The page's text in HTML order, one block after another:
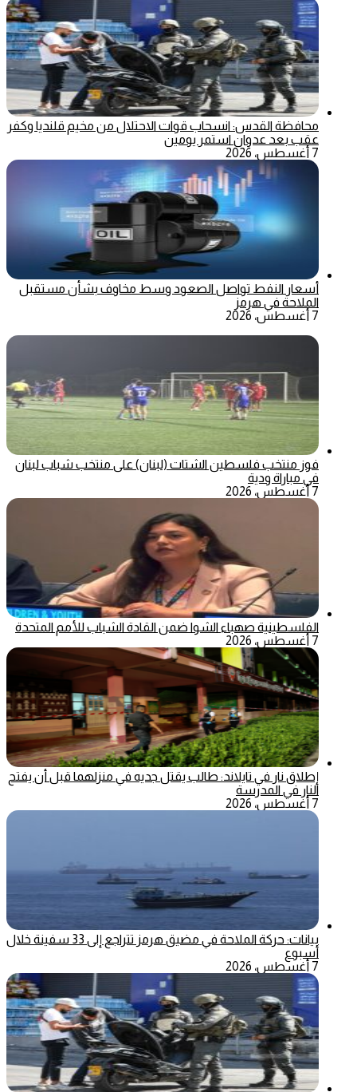
محافظة القدس: انسحاب قوات الاحتلال من مخيم قلنديا وكفر
عقب بعد عدوان استمر يومين
7 أغسطس، 2026
أسعار النفط تواصل الصعود وسط مخاوف بشأن مستقبل
الملاحة في هرمز
7 أغسطس، 2026
فوز منتخب فلسطين الشتات (لبنان) على منتخب شباب لبنان
في مباراة ودية
7 أغسطس، 2026
الفلسطينية صهباء الشوا ضمن القادة الشباب للأمم المتحدة
7 أغسطس، 2026
إطلاق نار في تايلاند: طالب يقتل جديه في منزلهما قبل أن يفتح
النار في المدرسة
7 أغسطس، 2026
بيانات: حركة الملاحة في مضيق هرمز تتراجع إلى 33 سفينة خلال
أسبوع
7 أغسطس، 2026